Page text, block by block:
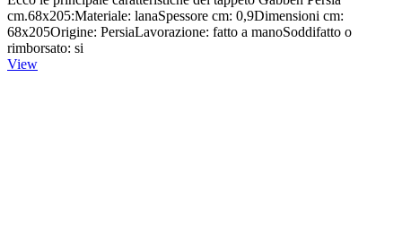
cm.68x205:Materiale: lanaSpessore cm: 0,9Dimensioni cm:
68x205Origine: PersiaLavorazione: fatto a manoSoddifatto o
rimborsato: si
View